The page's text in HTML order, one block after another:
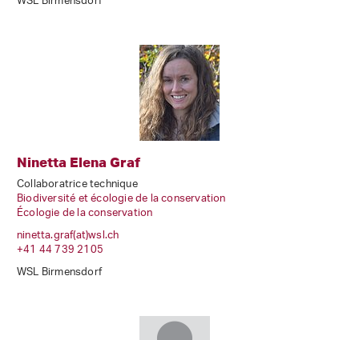
Ninetta Elena Graf
Collaboratrice technique
Biodiversité et écologie de la conservation
Écologie de la conservation
ninetta.graf(at)wsl.ch
+41 44 739 2105
WSL Birmensdorf